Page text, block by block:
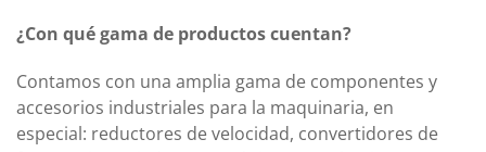
¿Con qué gama de productos cuentan?
Contamos con una amplia gama de componentes y
accesorios industriales para la maquinaria, en
especial: reductores de velocidad, convertidores de